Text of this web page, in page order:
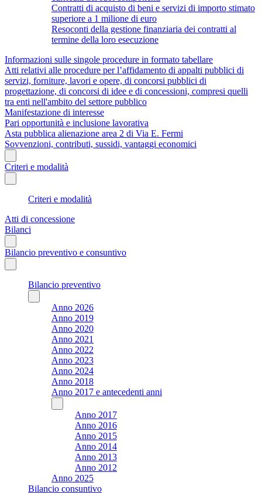
Contratti di acquisto di beni e servizi di importo stimato
superiore a 1 milione di euro
Resoconti della gestione finanziaria dei contratti al
termine della loro esecuzione
Informazioni sulle singole procedure in formato tabellare
Atti relativi alle procedure per l’affidamento di appalti pubblici di
servizi, forniture, lavori e opere, di concorsi pubblici di
progettazione, di concorsi di idee e di concessioni, compresi quelli
tra enti nell'ambito del settore pubblico
Manifestazione di interesse
Pari opportunità e inclusione lavorativa
Asta pubblica alienazione area 2 di Via E. Fermi
Sovvenzioni, contributi, sussidi, vantaggi economici
Criteri e modalità
Criteri e modalità
Atti di concessione
Bilanci
Bilancio preventivo e consuntivo
Bilancio preventivo
Anno 2026
Anno 2019
Anno 2020
Anno 2021
Anno 2022
Anno 2023
Anno 2024
Anno 2018
Anno 2017 e antecedenti anni
Anno 2017
Anno 2016
Anno 2015
Anno 2014
Anno 2013
Anno 2012
Anno 2025
Bilancio consuntivo